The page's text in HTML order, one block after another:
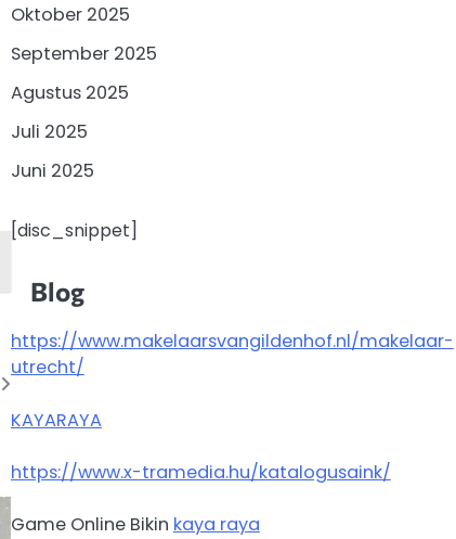
Oktober 2025
September 2025
Agustus 2025
Juli 2025
Juni 2025
[disc_snippet]
Blog
https://www.makelaarsvangildenhof.nl/makelaar-
utrecht/
KAYARAYA
https://www.x-tramedia.hu/katalogusaink/
Game Online Bikin kaya raya